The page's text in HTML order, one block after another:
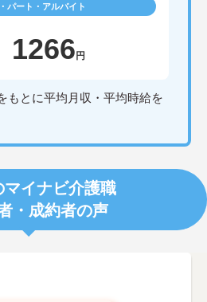
パート・アルバイト
1266 円
もとに平均月収・平均時給を
マイナビ介護職
・成約者の声